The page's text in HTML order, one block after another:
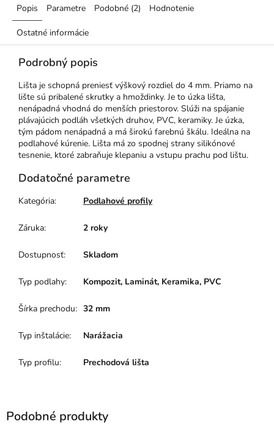
Popis Parametre Podobné (2) Hodnotenie
Ostatné informácie
Podrobný popis
Lišta je schopná preniesť výškový rozdiel do 4 mm. Priamo na
lište sú pribalené skrutky a hmoždinky. Je to úzka lišta,
nenápadná vhodná do menších priestorov. Slúži na spájanie
plávajúcich podláh všetkých druhov, PVC, keramiky. Je úzka,
tým pádom nenápadná a má širokú farebnú škálu. Ideálna na
podlahové kúrenie. Lišta má zo spodnej strany silikónové
tesnenie, ktoré zabraňuje klepaniu a vstupu prachu pod lištu.
Dodatočné parametre
Kategória: Podlahové profily
Záruka: 2 roky
Dostupnosť: Skladom
Typ podlahy: Kompozit, Laminát, Keramika, PVC
Šírka prechodu: 32 mm
Typ inštalácie: Narážacia
Typ profilu: Prechodová lišta